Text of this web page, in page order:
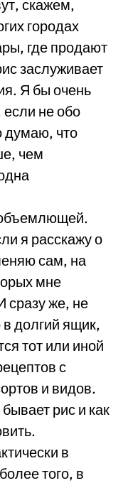
скажем,
городах
где продают
заслуживает
Я бы очень
если не обо
думаю, что
чем
я расскажу о
сам, на
мне
сразу же, не
долгий ящик,
тот или иной
с
и видов.
рис и как
в
того, в